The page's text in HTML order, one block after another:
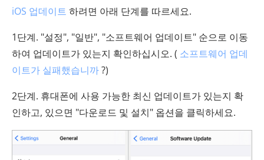
iOS 업데이트 하려면 아래 단계를 따르세요.
1단계. "설정", "일반", "소프트웨어 업데이트" 순으로 이동
하여 업데이트가 있는지 확인하십시오. ( 소프트웨어 업데
이트가 실패했습니까?)
2단계. 휴대폰에 사용 가능한 최신 업데이트가 있는지 확
인하고, 있으면 "다운로드 및 설치" 옵션을 클릭하세요.